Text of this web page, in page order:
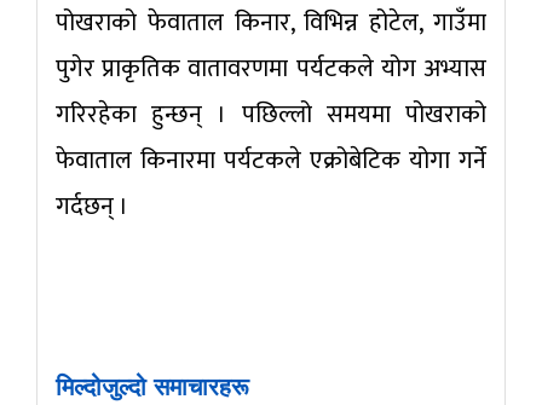
पोखराको फेवाताल किनार, विभिन्न होटेल, गाउँमा
पुगेर प्राकृतिक वातावरणमा पर्यटकले योग अभ्यास
गरिरहेका हुन्छन् । पछिल्लो समयमा पोखराको
फेवाताल किनारमा पर्यटकले एक्रोबेटिक योगा गर्ने
गर्दछन् ।
मिल्दोजुल्दो समाचारहरू